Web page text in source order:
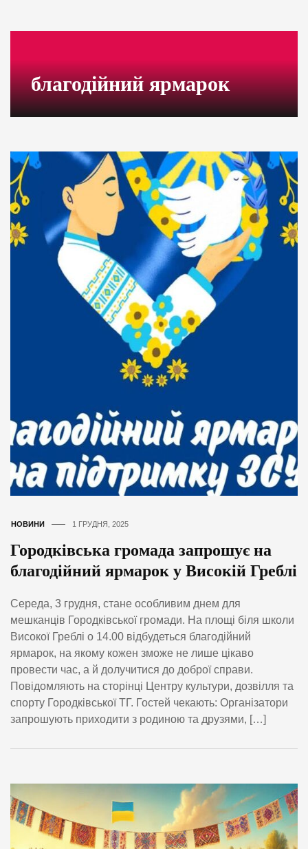
благодійний ярмарок
НОВИНИ 1 ГРУДНЯ, 2025
Городківська громада запрошує на
благодійний ярмарок у Високій Греблі
Середа, 3 грудня, стане особливим днем для
мешканців Городківської громади. На площі біля школи
Високої Греблі о 14.00 відбудеться благодійний
ярмарок, на якому кожен зможе не лише цікаво
провести час, а й долучитися до доброї справи.
Повідомляють на сторінці Центру культури, дозвілля та
спорту Городківської ТГ. Гостей чекають: Організатори
запрошують приходити з родиною та друзями, […]